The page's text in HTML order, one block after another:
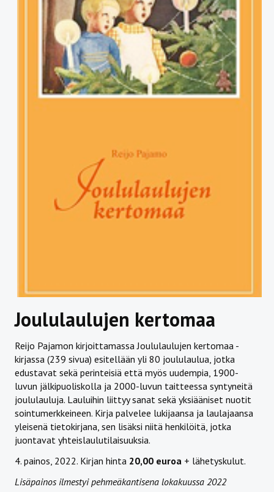
Joululaulujen kertomaa
Reijo Pajamon kirjoittamassa Joululaulujen kertomaa -
kirjassa (239 sivua) esitellään yli 80 joululaulua, jotka
edustavat sekä perinteisiä että myös uudempia, 1900-
luvun jälkipuoliskolla ja 2000-luvun taitteessa syntyneitä
joululauluja. Lauluihin liittyy sanat sekä yksiääniset nuotit
sointumerkkeineen. Kirja palvelee lukijaansa ja laulajaansa
yleisenä tietokirjana, sen lisäksi niitä henkilöitä, jotka
juontavat yhteislaulutilaisuuksia.
4. painos, 2022. Kirjan hinta 20,00 euroa + lähetyskulut.
Lisäpainos ilmestyi pehmeäkantisena lokakuussa 2022